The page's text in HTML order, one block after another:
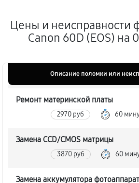
Цены и неисправности
Canon 60D (EOS) на
Описание поломки или
Ремонт материнской платы
2970 руб 60
Замена CCD/CMOS матрицы
3870 руб 60
Замена аккумулятора